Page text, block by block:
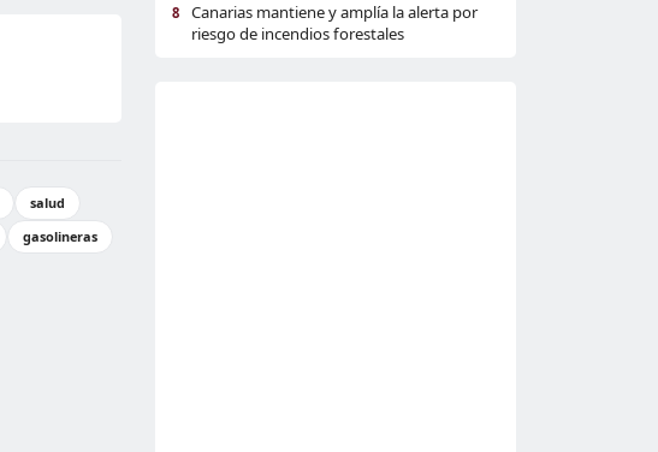
salud
gasolineras
8
Canarias mantiene y amplía la alerta por
riesgo de incendios forestales